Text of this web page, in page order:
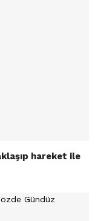
hareket ile